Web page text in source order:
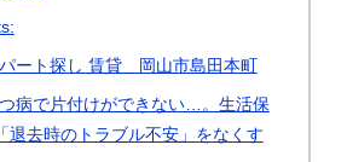
ート探し 賃貸 岡山市島田本町
つ病で片付けができない…。生活保
退去時のトラブル不安」をなくす